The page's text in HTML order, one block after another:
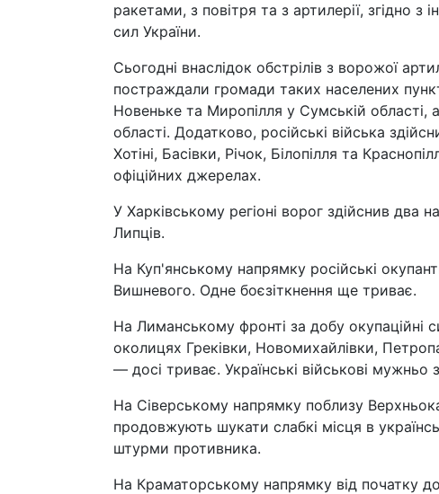
ракетами, з повітря та з артилерії, згідно
сил України.
Сьогодні внаслідок обстрілів з ворожої
постраждали громади таких населених
Новеньке та Миропілля у Сумській області,
області. Додатково, російські війська
Хотіні, Басівки, Річок, Білопілля та
офіційних джерелах.
У Харківському регіоні ворог здійснив два
Липців.
На Куп'янському напрямку російські
Вишневого. Одне боєзіткнення ще триває.
На Лиманському фронті за добу окупаційні
околицях Греківки, Новомихайлівки,
— досі триває. Українські військові
На Сіверському напрямку поблизу
продовжують шукати слабкі місця в
штурми противника.
На Краматорському напрямку від початку